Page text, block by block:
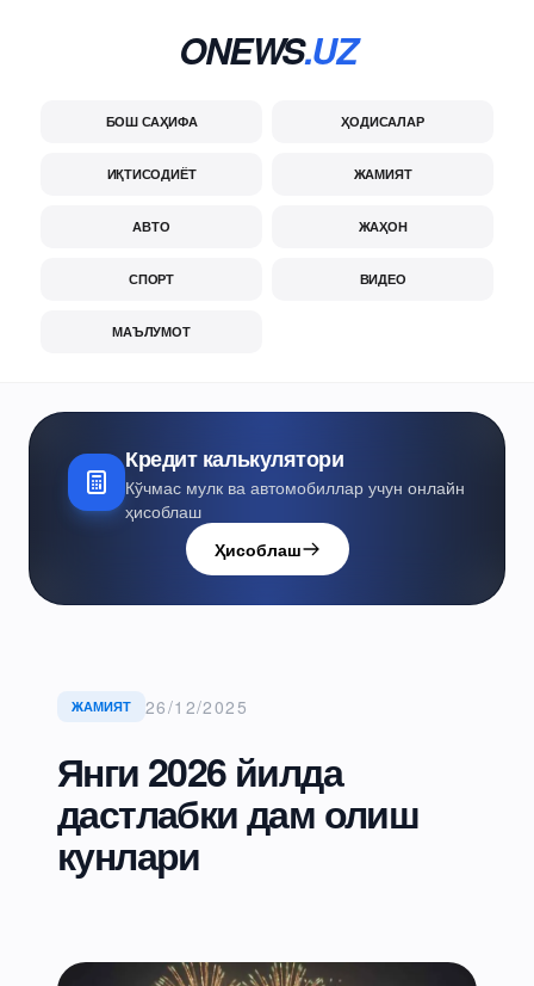
ONEWS.UZ
БОШ САҲИФА ҲОДИСАЛАР
ИҚТИСОДИЁТ ЖАМИЯТ
АВТО ЖАҲОН
СПОРТ ВИДЕО
МАЪЛУМОТ
Кредит калькулятори
Кўчмас мулк ва автомобиллар учун онлайн
ҳисоблаш
Ҳисоблаш
ЖАМИЯТ 26/12/2025
Янги 2026 йилда
дастлабки дам олиш
кунлари